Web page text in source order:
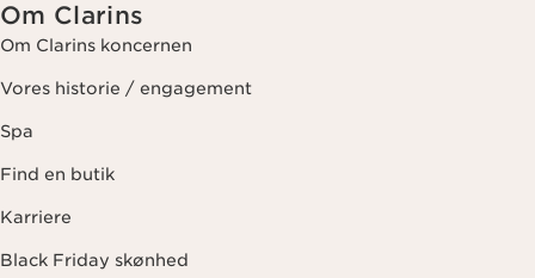
Om Clarins
Om Clarins koncernen
Vores historie / engagement
Spa
Find en butik
Karriere
Black Friday skønhed